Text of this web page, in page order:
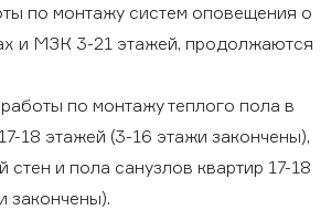
по монтажу систем оповещения о
и МЗК 3-21 этажей, продолжаются
по монтажу теплого пола в
18 этажей (3-16 этажи закончены),
стен и пола санузлов квартир 17-18
закончены).